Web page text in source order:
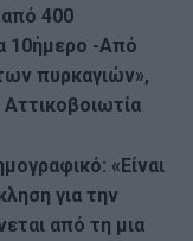
400
10ήμερο -Από
πυρκαγιών»,
«Είναι
για την
από τη μια